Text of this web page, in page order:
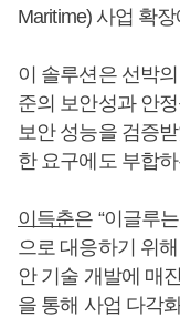
Maritime) 사업 확
이 솔루션은 선박
준의 보안성과 안
보안 성능을 검증
한 요구에도 부합
이득춘은 “이글루
으로 대응하기 위
안 기술 개발에 매
을 통해 사업 다각